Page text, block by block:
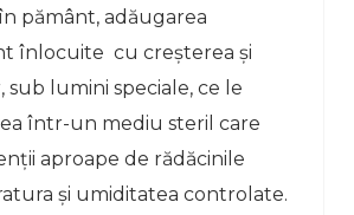
pământ, adăugarea
înlocuite cu creșterea și
lumini speciale, ce le
într-un mediu steril care
aproape de rădăcinile
și umiditatea controlate.